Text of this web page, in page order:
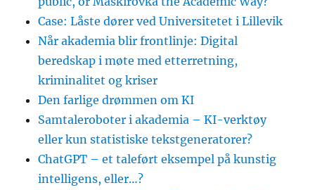
Case: Låste dører ved Universitetet i Lillevik
Når akademia blir frontlinje: Digital
beredskap i møte med etterretning,
kriminalitet og kriser
Den farlige drømmen om KI
Samtaleroboter i akademia – KI-verktøy
eller kun statistiske tekstgeneratorer?
ChatGPT – et taleført eksempel på kunstig
intelligens, eller…?